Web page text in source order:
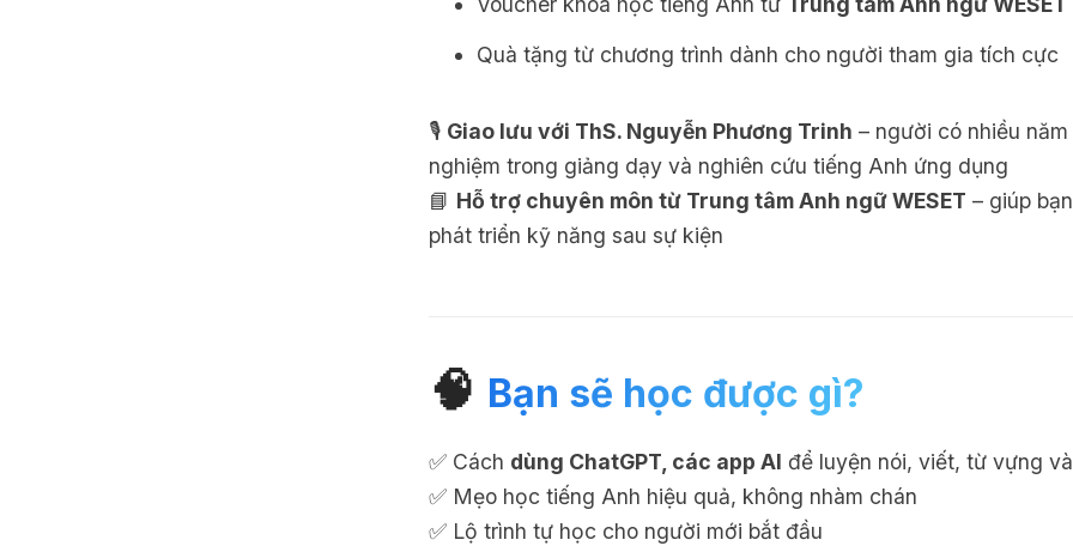
Quà tặng từ chương trình dành cho người tham gia tích cực
🎙 Giao lưu với ThS. Nguyễn Phương Trinh – người có nhiều năm
nghiệm trong giảng dạy và nghiên cứu tiếng Anh ứng dụng
📘 Hỗ trợ chuyên môn từ Trung tâm Anh ngữ WESET – giúp
phát triển kỹ năng sau sự kiện
🧠 Bạn sẽ học được gì?
✅ Cách dùng ChatGPT, các app AI để luyện nói, viết, từ vựng
✅ Mẹo học tiếng Anh hiệu quả, không nhàm chán
✅ Lộ trình tự học cho người mới bắt đầu